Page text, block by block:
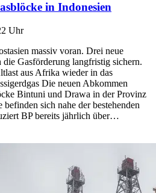
in Indonesien
Uhr
massiv voran. Drei neue
Gasförderung langfristig sichern.
aus Afrika wieder in das
Die neuen Abkommen
Bintuni und Drawa in der Provinz
sich nahe der bestehenden
BP bereits jährlich über…